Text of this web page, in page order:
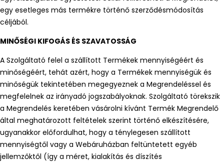
egy esetleges más termékre történő szerződésmódosítás
céljából.
MINŐSÉGI KIFOGÁS ÉS SZAVATOSSÁG
A Szolgáltató felel a szállított Termékek mennyiségéért és
minőségéért, tehát azért, hogy a Termékek mennyiségük és
minőségük tekintetében megegyeznek a Megrendeléssel és
megfelelnek az irányadó jogszabályoknak. Szolgáltató törekszik
a Megrendelés keretében vásárolni kívánt Termék Megrendelő
által meghatározott feltételek szerint történő elkészítésére,
ugyanakkor előfordulhat, hogy a ténylegesen szállított
mennyiségtől vagy a Webáruházban feltüntetett egyéb
jellemzőktől (így a méret, kialakítás és díszítés